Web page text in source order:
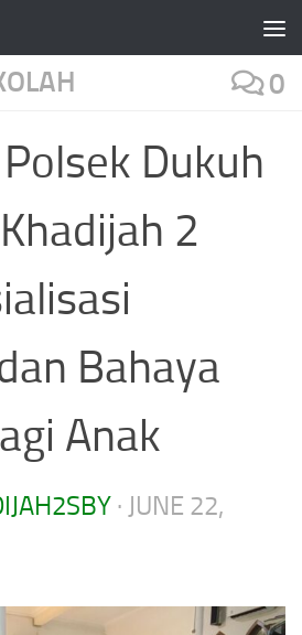
0
Dukuh
2
Bahaya
Anak
· JUNE 22,